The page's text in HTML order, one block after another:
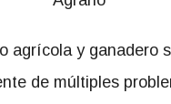
agrícola y ganadero
de múltiples